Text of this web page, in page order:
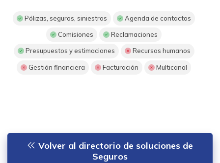
Pólizas, seguros, siniestros Agenda de contactos
Comisiones Reclamaciones
Presupuestos y estimaciones Recursos humanos
Gestión financiera Facturación Multicanal
Volver al directorio de soluciones de
Seguros